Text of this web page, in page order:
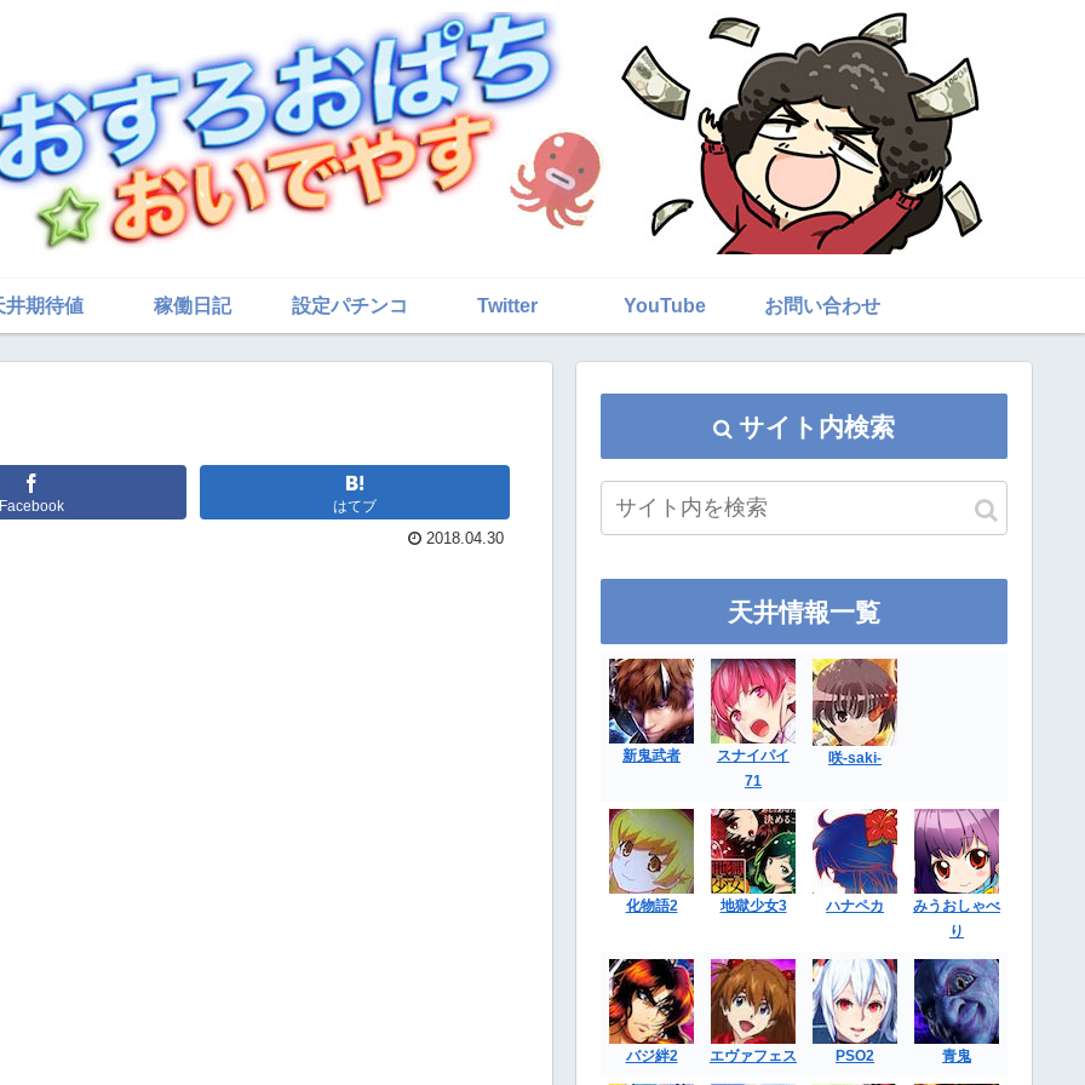
井期待値 稼働日記 設定パチンコ Twitter YouTube お問い合わせ
はてブ
2018.04.30
サイト内検索
天井情報一覧
新鬼武者
スナイパイ
71
咲-saki-
化物語2 地獄少女3 ハナペカ
みうおしゃべ
り
バジ絆2 エヴァフェス PSO2 青鬼